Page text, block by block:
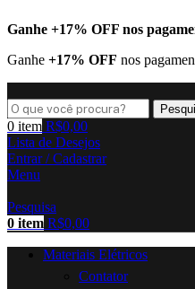
Ganhe +17% OFF nos
Ganhe +17% OFF nos
0 item R$0,00
Lista de Desejos
Entrar / Cadastrar
Menu
Pesquisa
0 item R$0,00
Materiais Elétricos
Contator